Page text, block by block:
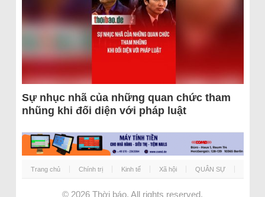
Sự nhục nhã của những quan chức tham
nhũng khi đối diện với pháp luật
Trang chủ Chính trị Kinh tế Xã hội QUÂN SỰ
© 2026 Thời báo. All rights reserved.